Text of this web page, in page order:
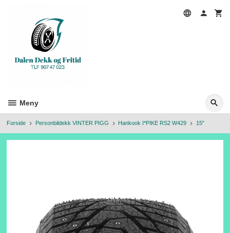
Meny
Forside Personbildekk VINTER PIGG Hankook I*PIKE RS2 W429 15"